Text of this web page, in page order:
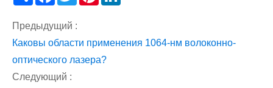
Предыдущий :
Каковы области применения 1064-нм волоконно-
оптического лазера?
Следующий :